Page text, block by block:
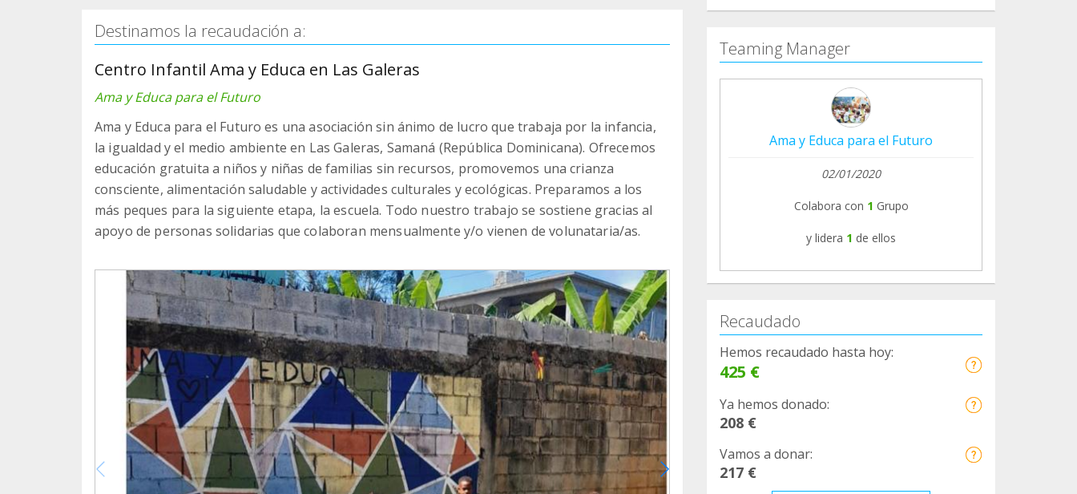
Destinamos la recaudación a:
Centro Infantil Ama y Educa en Las Galeras
Ama y Educa para el Futuro
Ama y Educa para el Futuro es una asociación sin ánimo de lucro que trabaja por la infancia,
la igualdad y el medio ambiente en Las Galeras, Samaná (República Dominicana). Ofrecemos
educación gratuita a niños y niñas de familias sin recursos, promovemos una crianza
consciente, alimentación saludable y actividades culturales y ecológicas. Preparamos a los
más peques para la siguiente etapa, la escuela. Todo nuestro trabajo se sostiene gracias al
apoyo de personas solidarias que colaboran mensualmente y/o vienen de volunataria/as.
Teaming Manager
Ama y Educa para el Futuro
02/01/2020
Colabora con 1 Grupo
y lidera 1 de ellos
Recaudado
Hemos recaudado hasta hoy:
425 €
Ya hemos donado:
208 €
Vamos a donar:
217 €